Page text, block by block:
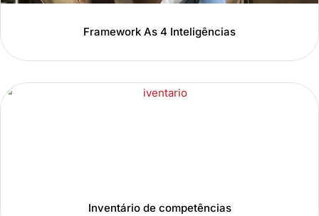
Framework As 4 Inteligências
Inventário de competências